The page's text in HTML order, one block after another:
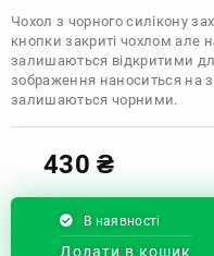
Чохол з чорного силікону
кнопки закриті чохлом але
залишаються відкритими
зображення наноситься на
залишаються чорними.
430₴
В наявності
Додати в кошик